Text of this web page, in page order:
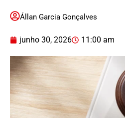
Állan Garcia Gonçalves
junho 30, 2026 11:00 am